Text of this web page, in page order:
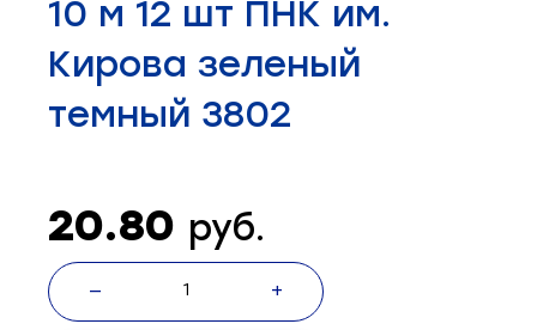
Запчасти для швейного оборудования
Запчасти: иглы
Нетканые материалы
10 м 12 шт ПНК им.
Кирова зеленый
темный 3802
20.80 руб.
— +